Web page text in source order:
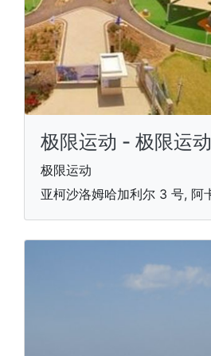
极限运动 - 极限运
极限运动
亚柯沙洛姆哈加利尔 3 号, 阿